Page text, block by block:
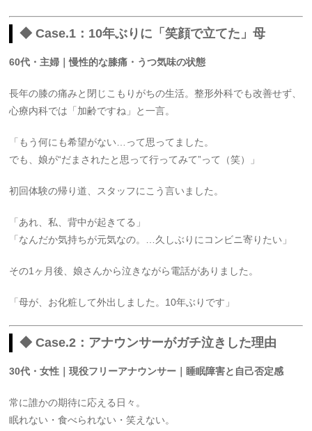
◆ Case.1：10年ぶりに「笑顔で立てた」母
60代・主婦｜慢性的な膝痛・うつ気味の状態
長年の膝の痛みと閉じこもりがちの生活。整形外科でも改善せず、
心療内科では「加齢ですね」と一言。
「もう何にも希望がない…って思ってました。
でも、娘が“だまされたと思って行ってみて”って（笑）」
初回体験の帰り道、スタッフにこう言いました。
「あれ、私、背中が起きてる」
「なんだか気持ちが元気なの。…久しぶりにコンビニ寄りたい」
その1ヶ月後、娘さんから泣きながら電話がありました。
「母が、お化粧して外出しました。10年ぶりです」
◆ Case.2：アナウンサーがガチ泣きした理由
30代・女性｜現役フリーアナウンサー｜睡眠障害と自己否定感
常に誰かの期待に応える日々。
眠れない・食べられない・笑えない。